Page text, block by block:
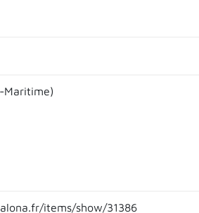
Maritime)
items/show/31386